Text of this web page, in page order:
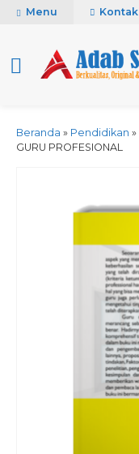
Menu Kontak
Beranda » Pendidikan »
GURU PROFESIONAL